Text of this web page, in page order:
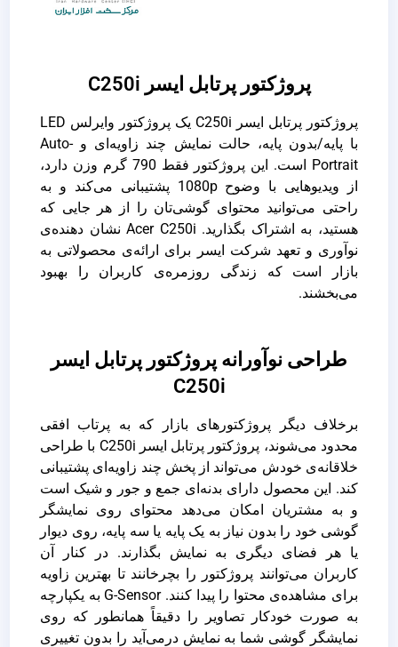
پروژکتور پرتابل ایسر C250i
پروژکتور پرتابل ایسر C250i یک پروژکتور وایرلس LED
با پایه/بدون پایه، حالت نمایش چند زاویه‌ای و Auto-
Portrait است. این پروژکتور فقط 790 گرم وزن دارد،
از ویدیوهایی با وضوح 1080p پشتیبانی می‌کند و به
راحتی می‌توانید محتوای گوشی‌تان را از هر جایی که
هستید، به اشتراک بگذارید. Acer C250i نشان دهنده‌ی
نوآوری و تعهد شرکت ایسر برای ارائه‌ی محصولاتی به
بازار است که زندگی روزمره‌ی کاربران را بهبود
می‌بخشند.
طراحی نوآورانه پروژکتور پرتابل ایسر
C250i
برخلاف دیگر پروژکتورهای بازار که به پرتاب افقی
محدود می‌شوند، پروژکتور پرتابل ایسر C250i با طراحی
خلاقانه‌ی خودش می‌تواند از پخش چند زاویه‌ای پشتیبانی
کند. این محصول دارای بدنه‌ای جمع و جور و شیک است
و به مشتریان امکان می‌دهد محتوای روی نمایشگر
گوشی خود را بدون نیاز به یک پایه یا سه پایه، روی دیوار
یا هر فضای دیگری به نمایش بگذارند. در کنار آن
کاربران می‌توانند پروژکتور را بچرخانند تا بهترین زاویه
برای مشاهده‌ی محتوا را پیدا کنند. G-Sensor به یکپارچه
به صورت خودکار تصاویر را دقیقاً همانطور که روی
نمایشگر گوشی شما به نمایش درمی‌آید را بدون تغییری